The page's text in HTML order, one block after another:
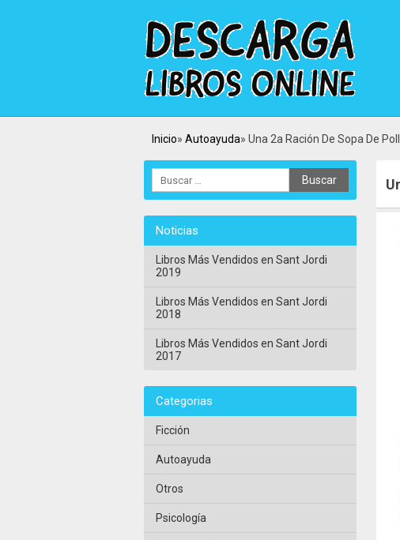
Inicio Autoayuda Una 2a Ración De Sopa De
Noticias
Libros Más Vendidos en Sant Jordi
2019
Libros Más Vendidos en Sant Jordi
2018
Libros Más Vendidos en Sant Jordi
2017
Categorias
Ficción
Autoayuda
Otros
Psicología